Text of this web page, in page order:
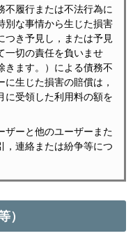
不履行または不法行為に
別な事情から生じた損害
つき予見し，または予見
一切の責任を負いませ
きます。）による債務不
生じた損害の賠償は，
に受領した利用料の額を
ザーと他のユーザーまた
，連絡または紛争等につ
）